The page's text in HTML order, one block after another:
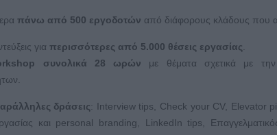
πάνω από 500 εργοδοτών από διάφορους κλάδους που
για περισσότερες από 5.000 θέσεις εργασίας.
συνολικά 28 ωρών με θέματα σχετικά με
δράσεις: Interview tips, Check your CV, Elevator
και personal branding, LinkedIn tips,